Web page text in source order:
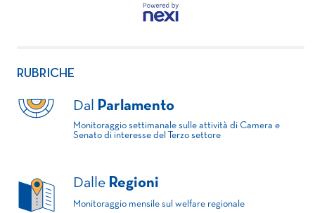
RUBRICHE
Dal Parlamento
Monitoraggio settimanale sulle attività di Camera e
Senato di interesse del Terzo settore
Dalle Regioni
Monitoraggio mensile sul welfare regionale